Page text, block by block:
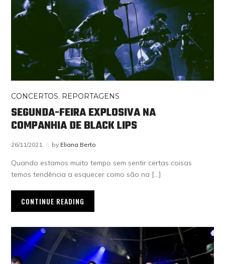
CONCERTOS REPORTAGENS
SEGUNDA-FEIRA EXPLOSIVA NA
COMPANHIA DE BLACK LIPS
26/11/2021 by Eliana Berto
Quando estamos muito tempo sem sentir certas coisas
temos tendência a esquecer como são na […]
CONTINUE READING